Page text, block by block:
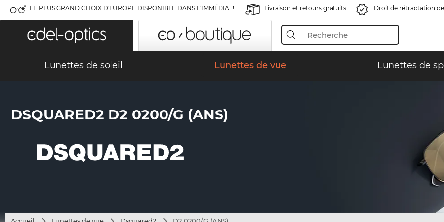
LE PLUS GRAND CHOIX D'EUROPE DISPONIBLE DANS L'IMMÉDIAT! Livraison et retours gratuits Droit de rétractation
Lunettes de soleil Lunettes de vue Lunettes de
DSQUARED2 D2 0200/G (ANS)